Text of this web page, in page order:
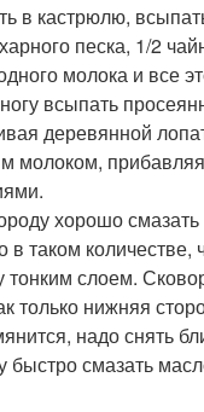
в кастрюлю,
песка, 1/2
молока и все
всыпать
деревянной
молоком,
хорошо
в таком количестве,
тонким слоем.
только нижняя
надо снять
быстро смазать